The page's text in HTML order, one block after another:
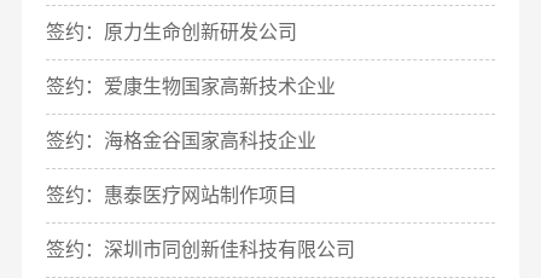
签约：原力生命创新研发公司
签约：爱康生物国家高新技术企业
签约：海格金谷国家高科技企业
签约：惠泰医疗网站制作项目
签约：深圳市同创新佳科技有限公司